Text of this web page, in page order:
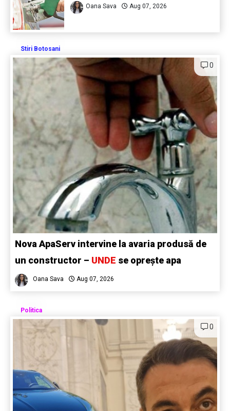
Oana Sava Aug 07, 2026
Stiri Botosani
0
Nova ApaServ intervine la avaria produsă de
un constructor – UNDE se oprește apa
Oana Sava Aug 07, 2026
Politica
0